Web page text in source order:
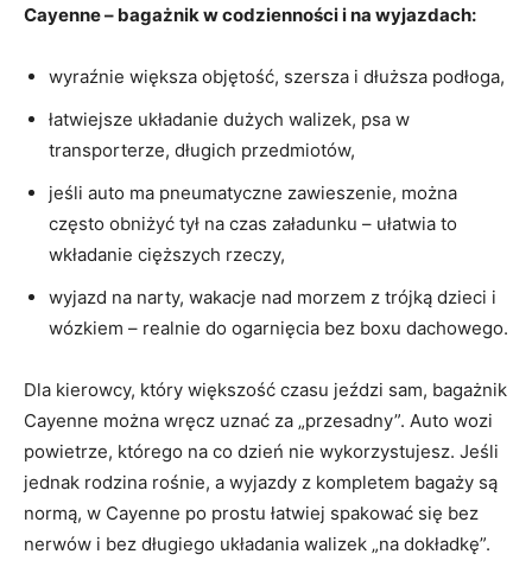
Cayenne – bagażnik w codzienności i na wyjazdach:
wyraźnie większa objętość, szersza i dłuższa podłoga,
łatwiejsze układanie dużych walizek, psa w
transporterze, długich przedmiotów,
jeśli auto ma pneumatyczne zawieszenie, można
często obniżyć tył na czas załadunku – ułatwia to
wkładanie cięższych rzeczy,
wyjazd na narty, wakacje nad morzem z trójką dzieci i
wózkiem – realnie do ogarnięcia bez boxu dachowego.
Dla kierowcy, który większość czasu jeździ sam, bagażnik
Cayenne można wręcz uznać za „przesadny”. Auto wozi
powietrze, którego na co dzień nie wykorzystujesz. Jeśli
jednak rodzina rośnie, a wyjazdy z kompletem bagaży są
normą, w Cayenne po prostu łatwiej spakować się bez
nerwów i bez długiego układania walizek „na dokładkę”.